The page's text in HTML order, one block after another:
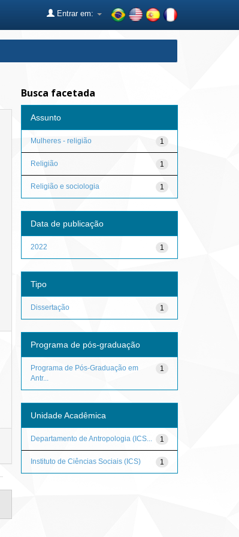
Entrar em:
Busca facetada
Assunto
1
Mulheres - religião
1
Religião
1
Religião e sociologia
Data de publicação
1
2022
Tipo
1
Dissertação
Programa de pós-graduação
1
Programa de Pós-Graduação em
Antr...
Unidade Acadêmica
1
Departamento de Antropologia (ICS...
1
Instituto de Ciências Sociais (ICS)